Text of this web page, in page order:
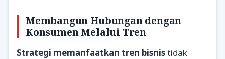
Membangun Hubungan dengan
Konsumen Melalui Tren
Strategi memanfaatkan tren bisnistidak